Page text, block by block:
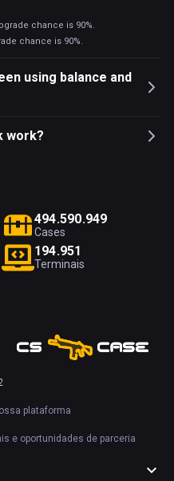
chance is 90%.
chance is 90%.
using balance and
work?
494.590.949
Cases
194.951
Terminais
plataforma
e oportunidades de parceria